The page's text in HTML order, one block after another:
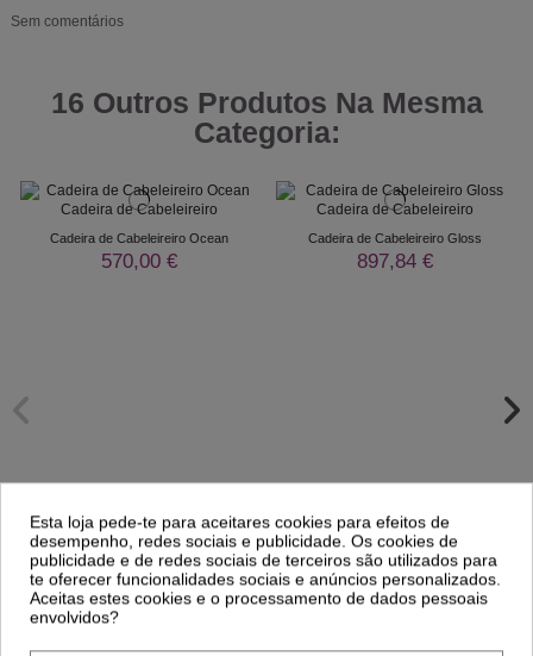
Sem comentários
16 Outros Produtos Na Mesma
Categoria:
Cadeira de Cabeleireiro Ocean
570,00 €
Cadeira de Cabeleireiro Gloss
897,84 €
Esta loja pede-te para aceitares cookies para efeitos de
desempenho, redes sociais e publicidade. Os cookies de
publicidade e de redes sociais de terceiros são utilizados para
te oferecer funcionalidades sociais e anúncios personalizados.
Aceitas estes cookies e o processamento de dados pessoais
envolvidos?